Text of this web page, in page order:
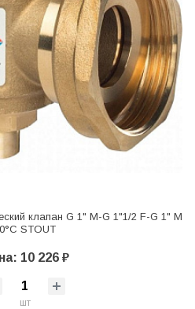
клапан G 1" M-G 1"1/2 F-G 1" M
STOUT
10 226 ₽
шт